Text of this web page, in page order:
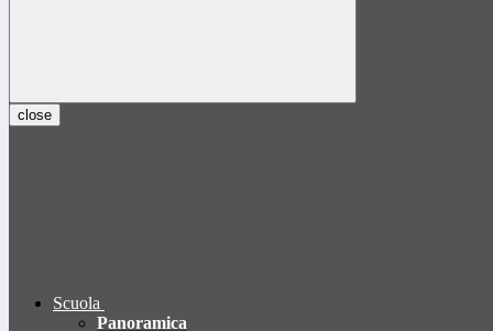
close
Scuola
Panoramica